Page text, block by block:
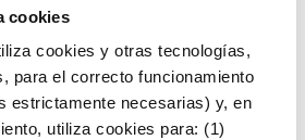
cookies
cookies y otras tecnologías,
para el correcto funcionamiento
estrictamente necesarias) y, en
utiliza cookies para: (1)
eliminación de elementos impropios.
del compost (parámetros
microbiológicos) para garantizar sus